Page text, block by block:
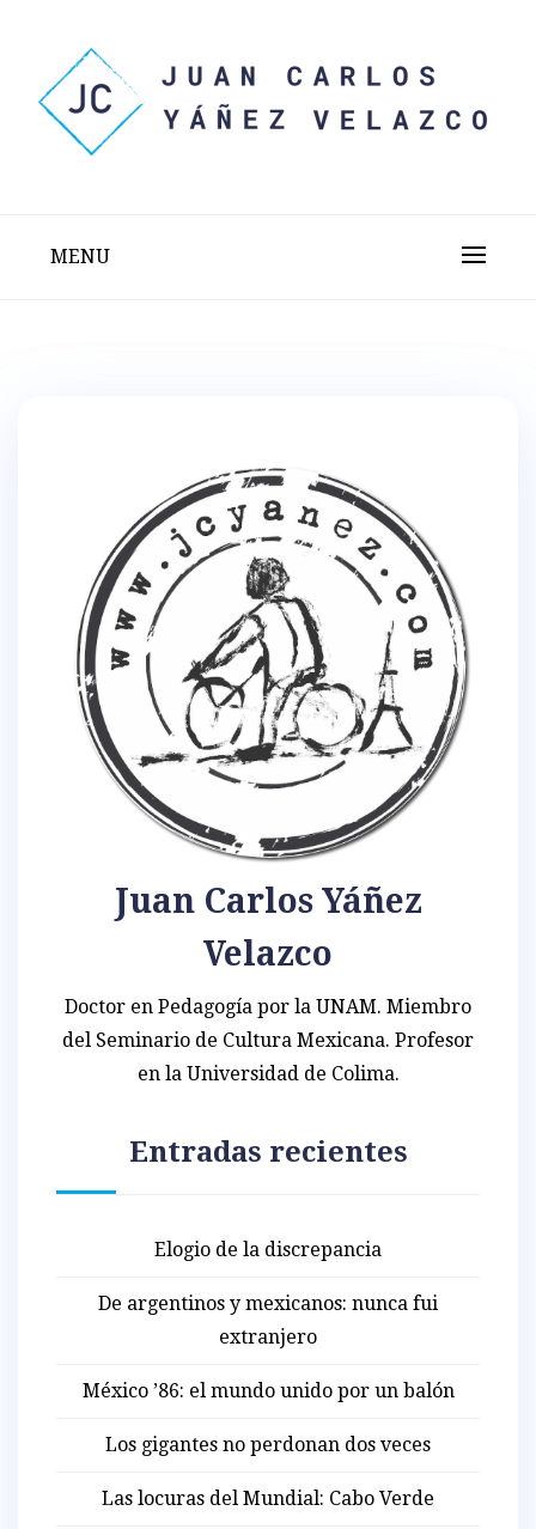
content
MENU
Juan Carlos Yáñez
Velazco
Doctor en Pedagogía por la UNAM. Miembro
del Seminario de Cultura Mexicana. Profesor
en la Universidad de Colima.
Entradas recientes
Elogio de la discrepancia
De argentinos y mexicanos: nunca fui
extranjero
México ’86: el mundo unido por un balón
Los gigantes no perdonan dos veces
Las locuras del Mundial: Cabo Verde